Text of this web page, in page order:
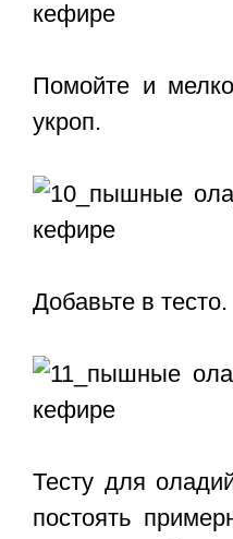
Помойте и
укроп.
Добавьте в
Тесту для
постоять